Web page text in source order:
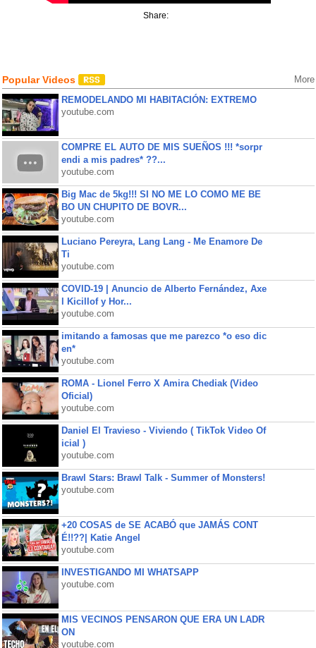
Share:
Popular Videos More
REMODELANDO MI HABITACIÓN: EXTREMO
youtube.com
COMPRE EL AUTO DE MIS SUEÑOS !!! *sorpr
endi a mis padres* ??...
youtube.com
Big Mac de 5kg!!! SI NO ME LO COMO ME BE
BO UN CHUPITO DE BOVR...
youtube.com
Luciano Pereyra, Lang Lang - Me Enamore De
Ti
youtube.com
COVID-19 | Anuncio de Alberto Fernández, Axe
l Kicillof y Hor...
youtube.com
imitando a famosas que me parezco *o eso dic
en*
youtube.com
ROMA - Lionel Ferro X Amira Chediak (Video
Oficial)
youtube.com
Daniel El Travieso - Viviendo ( TikTok Video Of
icial )
youtube.com
Brawl Stars: Brawl Talk - Summer of Monsters!
youtube.com
+20 COSAS de SE ACABÓ que JAMÁS CONT
É!!??| Katie Angel
youtube.com
INVESTIGANDO MI WHATSAPP
youtube.com
MIS VECINOS PENSARON QUE ERA UN LADR
ON
youtube.com